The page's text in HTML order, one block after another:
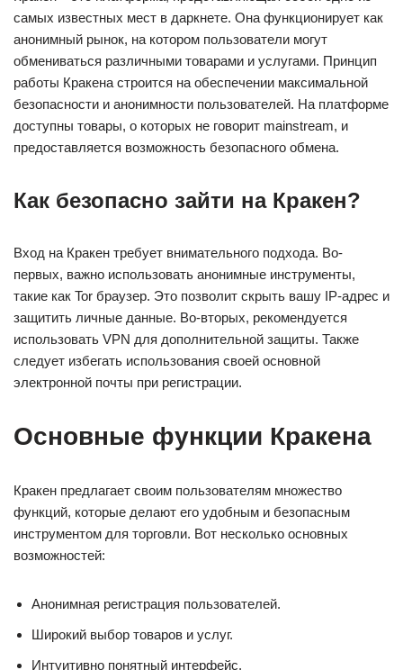
самых известных мест в даркнете. Она функционирует как
анонимный рынок, на котором пользователи могут
обмениваться различными товарами и услугами. Принцип
работы Кракена строится на обеспечении максимальной
безопасности и анонимности пользователей. На платформе
доступны товары, о которых не говорит mainstream, и
предоставляется возможность безопасного обмена.
Как безопасно зайти на Кракен?
Вход на Кракен требует внимательного подхода. Во-
первых, важно использовать анонимные инструменты,
такие как Tor браузер. Это позволит скрыть вашу IP-адрес и
защитить личные данные. Во-вторых, рекомендуется
использовать VPN для дополнительной защиты. Также
следует избегать использования своей основной
электронной почты при регистрации.
Основные функции Кракена
Кракен предлагает своим пользователям множество
функций, которые делают его удобным и безопасным
инструментом для торговли. Вот несколько основных
возможностей:
Анонимная регистрация пользователей.
Широкий выбор товаров и услуг.
Интуитивно понятный интерфейс.